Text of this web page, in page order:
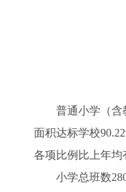
普通小学（含教
面积达标学校
各项比例比上年均
小学总班数